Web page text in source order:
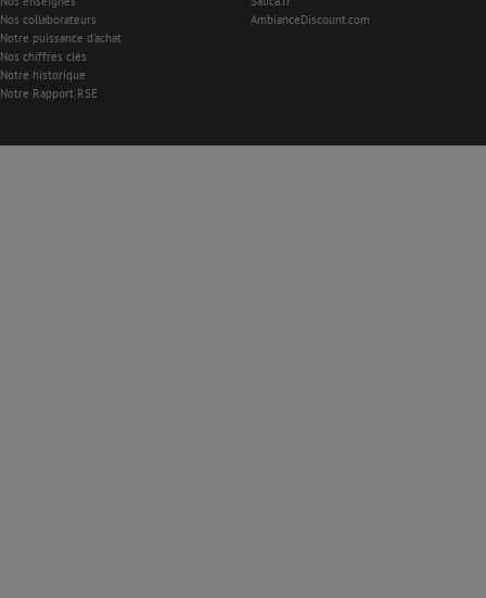
Nos collaborateurs
Notre puissance d'achat
Nos chiffres clés
Notre historique
Notre Rapport RSE
AmbianceDiscount.com